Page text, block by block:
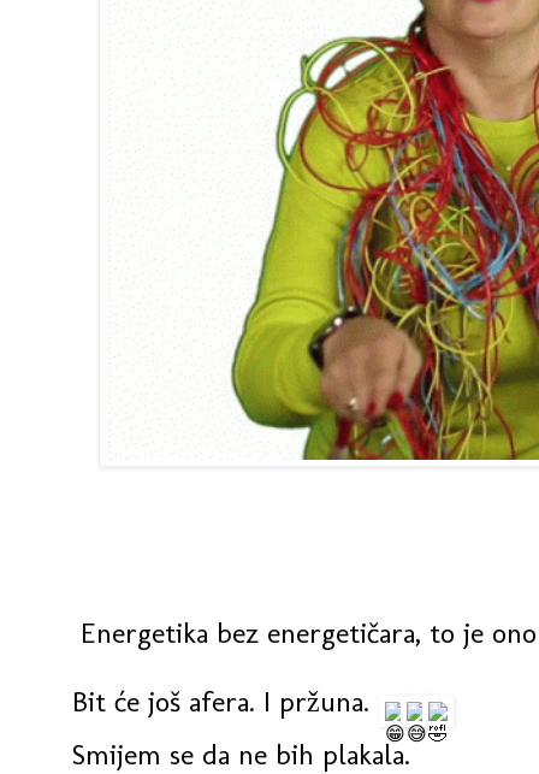
Energetika bez energetičara, to je
Bit će još afera. I pržuna.
Smijem se da ne bih plakala.